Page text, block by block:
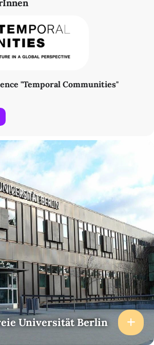
"Temporal Communities"
Universität Berlin